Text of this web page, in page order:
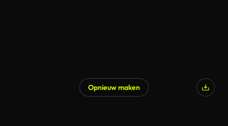
Opnieuw maken